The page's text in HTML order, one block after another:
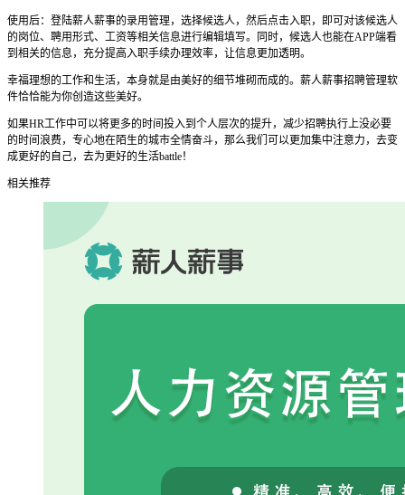
使用后：登陆薪人薪事的录用管理，选择候选人，然后点击入职，即可对该候选人
的岗位、聘用形式、工资等相关信息进行编辑填写。同时，候选人也能在APP端看
到相关的信息，充分提高入职手续办理效率，让信息更加透明。
幸福理想的工作和生活，本身就是由美好的细节堆砌而成的。薪人薪事招聘管理软
件恰恰能为你创造这些美好。
如果HR工作中可以将更多的时间投入到个人层次的提升，减少招聘执行上没必要
的时间浪费，专心地在陌生的城市全情奋斗，那么我们可以更加集中注意力，去变
成更好的自己，去为更好的生活battle！
相关推荐